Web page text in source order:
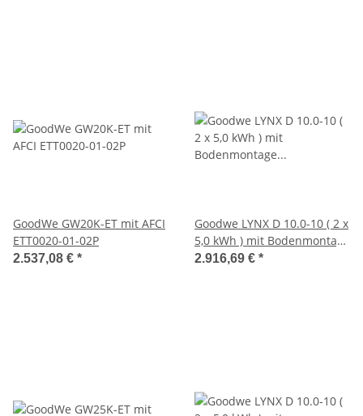
GoodWe GW20K-ET mit AFCI
ETT0020-01-02P
2.537,08 € *
Goodwe LYNX D 10.0-10 ( 2 x
5,0 kWh ) mit Bodenmontage
(SIB0724-00-00P)
2.916,69 € *